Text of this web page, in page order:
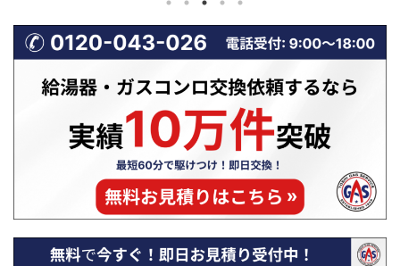
常に多いの
水栓の開
詰まりな
決できる原
この記事
に多く、修理相談の中でも上位を占め
ます。 排水できない状態が続くと、洗
浄不良だけでなく、悪臭・水漏れ・本
体故障につながる恐れもあります。
一方で、原因の多くは「詰まり」など
の比較的単純なトラブルであり、正し
い手順を踏めば自分で解決できるケー
スも少なくありません。 この記事で
は、食洗機の排水エラーや水が抜けな
い原因を一つずつ具体的に解説 ...
不完全燃焼
あることも
場は、換気
って、ガス
やすい時期
に相 ...